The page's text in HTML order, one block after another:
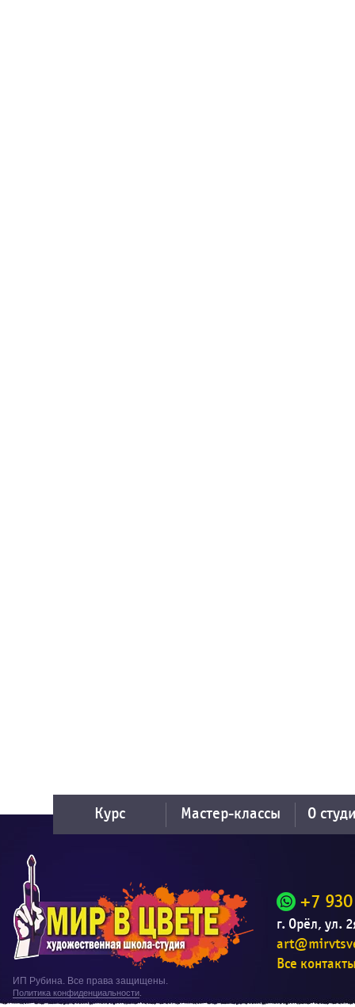
Курс Мастер-классы О
ИП Рубина. Все права защищены.
Политика конфиденциальности.
+7
г. Орёл, ул.
Все